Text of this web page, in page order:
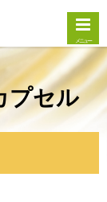
メニュー
プセル